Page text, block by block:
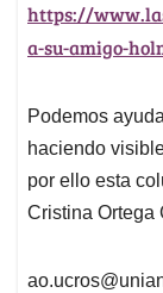
https://
a-su-amigo-
Podemos
haciendo
por ello esta
Cristina Ortega